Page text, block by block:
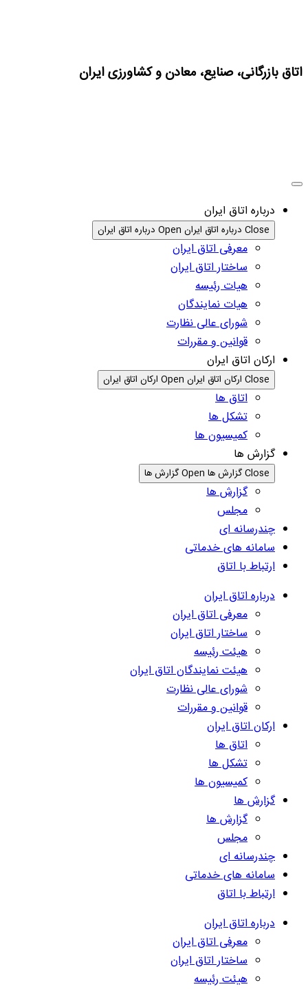
اتاق بازرگانی، صنایع، معادن و کشاورزی ایران
درباره اتاق ایران
Close درباره اتاق ایران Open درباره اتاق ایران
معرفی اتاق ایران
ساختار اتاق ایران
هیات رئیسه
هیات نمایندگان
شورای عالی نظارت
قوانین و مقررات
ارکان اتاق ایران
Close ارکان اتاق ایران Open ارکان اتاق ایران
اتاق ها
تشکل ها
کمیسیون ها
گزارش ها
Close گزارش ها Open گزارش ها
گزارش ها
مجلس
چندرسانه ای
سامانه های خدماتی
ارتباط با اتاق
درباره اتاق ایران
معرفی اتاق ایران
ساختار اتاق ایران
هیئت رئیسه
هیئت نمایندگان اتاق ایران
شورای عالی نظارت
قوانین و مقررات
ارکان اتاق ایران
اتاق ها
تشکل ها
کمیسیون ها
گزارش ها
گزارش ها
مجلس
چندرسانه ای
سامانه های خدماتی
ارتباط با اتاق
درباره اتاق ایران
معرفی اتاق ایران
ساختار اتاق ایران
هیئت رئیسه